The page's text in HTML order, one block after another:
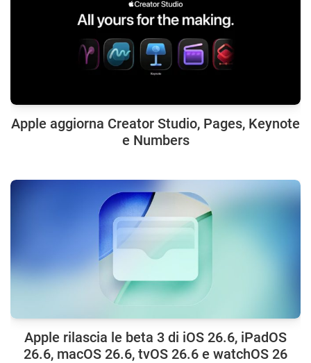
Apple aggiorna Creator Studio, Pages, Keynote
e Numbers
Apple rilascia le beta 3 di iOS 26.6, iPadOS
26.6, macOS 26.6, tvOS 26.6 e watchOS 26